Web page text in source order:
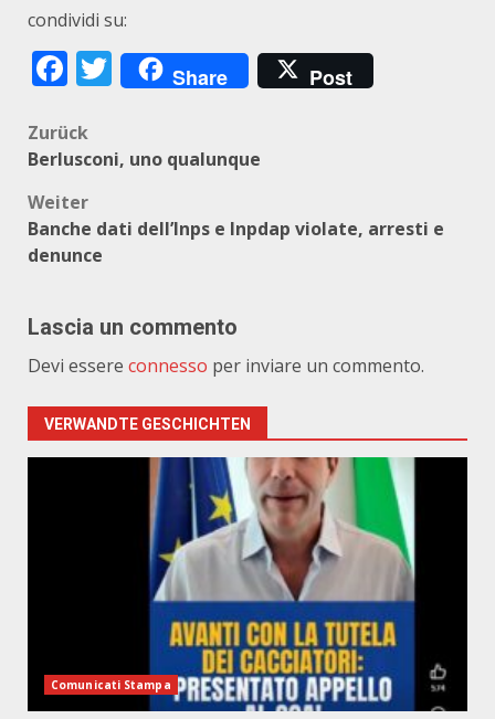
condividi su:
Facebook
Twitter
Share Post
Beitragsnavigation
Zurück
Berlusconi, uno qualunque
Weiter
Banche dati dell’Inps e Inpdap violate, arresti e
denunce
Lascia un commento
Devi essere connesso per inviare un commento.
VERWANDTE GESCHICHTEN
Comunicati Stampa